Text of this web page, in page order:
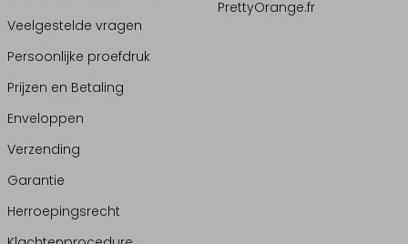
Veelgestelde vragen
Persoonlijke proefdruk
Prijzen en Betaling
Enveloppen
Verzending
Garantie
Herroepingsrecht
PrettyOrange.fr